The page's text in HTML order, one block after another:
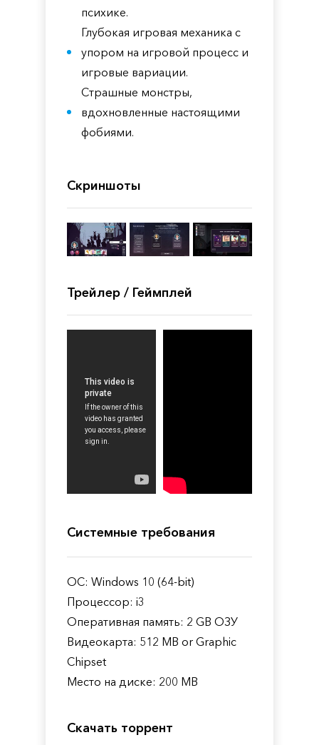
психике.
Глубокая игровая механика с
упором на игровой процесс и
игровые вариации.
Страшные монстры,
вдохновленные настоящими
фобиями.
Скриншоты
Трейлер / Геймплей
Системные требования
ОС: Windows 10 (64-bit)
Процессор: i3
Оперативная память: 2 GB ОЗУ
Видеокарта: 512 MB or Graphic
Chipset
Место на диске: 200 MB
Скачать торрент